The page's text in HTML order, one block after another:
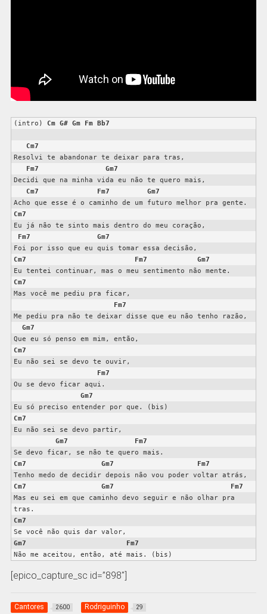
(intro) Cm G# Gm Fm Bb7
Cm7
Resolvi te abandonar te deixar para tras,
Fm7
Gm7
Decidi que na minha vida eu não te quero mais,
Cm7
Fm7
Gm7
Cm7
Eu já não te sinto mais dentro do meu coração,
Fm7
Gm7
Cm7
Fm7
Gm7
Cm7
Mas você me pediu pra ficar,
Fm7
Me pediu pra não te deixar disse que eu não tenho razão,
Gm7
Cm7
Eu não sei se devo te ouvir,
Fm7
Ou se devo ficar aqui.
Gm7
Cm7
Eu não sei se devo partir,
Gm7
Fm7
Cm7
Gm7
Fm7
Cm7
Gm7
Fm7
Mas eu sei em que caminho devo seguir e não olhar pra
Cm7
Gm7
Fm7
Não me aceitou, então, até mais. (bis)
[epico_capture_sc id=”898″]
Cantores 2600 Rodriguinho 29